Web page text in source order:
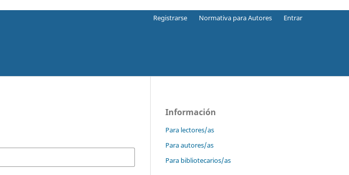
Registrarse Normativa para Autores Entrar
Información
Para lectores/as
Para autores/as
Para bibliotecarios/as